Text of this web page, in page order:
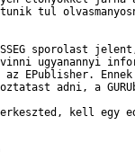
tul
sporolast
ugyanannyi
EPublisher. Ennek
adni, a
kell egy